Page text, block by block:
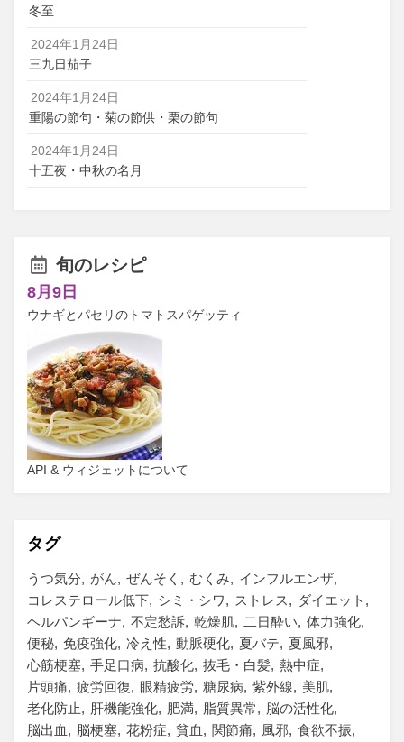
冬至
2024年1月24日
三九日茄子
2024年1月24日
重陽の節句・菊の節供・栗の節句
2024年1月24日
十五夜・中秋の名月
旬のレシピ
8月9日
ウナギとパセリのトマトスパゲッティ
API & ウィジェットについて
タグ
うつ気分 がん ぜんそく むくみ
インフルエンザ
コレステロール低下
シミ・シワ ストレス
ダイエット
ヘルパンギーナ
不定愁訴 乾燥肌 二日酔い
体力強化
便秘 免疫強化 冷え性 動脈硬化 夏バテ
夏風邪
心筋梗塞 手足口病 抗酸化 抜毛・白髪 熱中症
片頭痛
疲労回復 眼精疲労 糖尿病 紫外線
美肌
老化防止
肝機能強化 肥満 脂質異常
脳の活性化
脳出血
脳梗塞 花粉症 貧血 関節痛 風邪 食欲不振